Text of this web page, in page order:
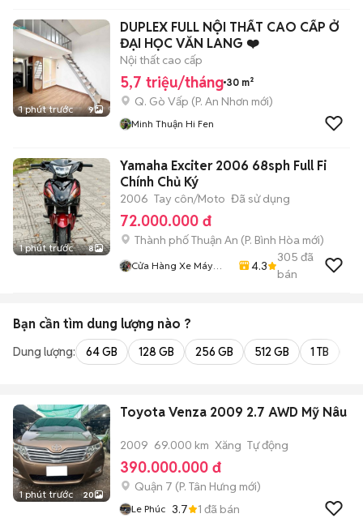
1 phút trước 9
DUPLEX FULL NỘI THẤT CAO CẤP Ở
ĐẠI HỌC VĂN LANG ❤️
Nội thất cao cấp
5,7 triệu/tháng 30 m²
Q. Gò Vấp (P. An Nhơn mới)
Minh Thuận Hi Fen
1 phút trước 8
Yamaha Exciter 2006 68sph Full Fi
Chính Chủ Ký
2006 Tay côn/Moto Đã sử dụng
72.000.000 đ
Thành phố Thuận An (P. Bình Hòa mới)
Cửa Hàng Xe Máy
4.3
305 đã
bán
Bạn cần tìm dung lượng nào ?
Dung lượng: 64 GB 128 GB 256 GB 512 GB 1 TB
1 phút trước 20
Toyota Venza 2009 2.7 AWD Mỹ Nâu
2009 69.000 km Xăng Tự động
390.000.000 đ
Quận 7 (P. Tân Hưng mới)
Le Phúc 3.7 1 đã bán